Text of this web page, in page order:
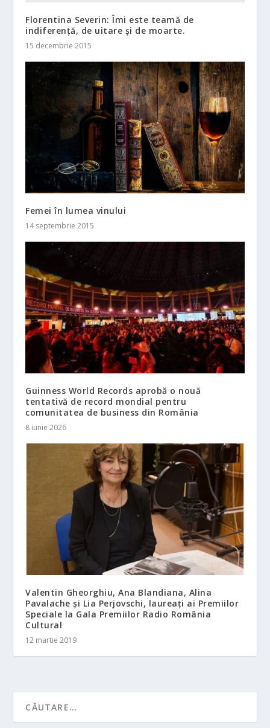
Florentina Severin: Îmi este teamă de
indiferenţă, de uitare şi de moarte.
15 decembrie 2015
Femei în lumea vinului
14 septembrie 2015
Guinness World Records aprobă o nouă
tentativă de record mondial pentru
comunitatea de business din România
8 iunie 2026
Valentin Gheorghiu, Ana Blandiana, Alina
Pavalache și Lia Perjovschi, laureați ai Premiilor
Speciale la Gala Premiilor Radio România
Cultural
12 martie 2019